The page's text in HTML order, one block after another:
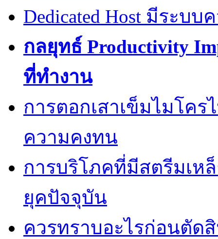
Dedicated Host มีระบ
กลยุทธ์ Productivity
ที่ทำงาน
การตอกเสาเข็มไมโค
ความคงทน
การบริโภคที่มีสตรีมเห
ยุคปัจจุบัน
ควรทราบอะไรก่อนตัด